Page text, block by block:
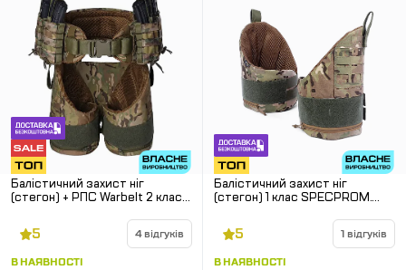
Балістичний захист ніг
(стегон) + РПС Warbelt 2 клас
Розмір: L
5 4 відгуків
В НАЯВНОСТІ
Балістичний захист ніг
(стегон) 1 клас SPECPROM.
5 1 відгуків
В НАЯВНОСТІ